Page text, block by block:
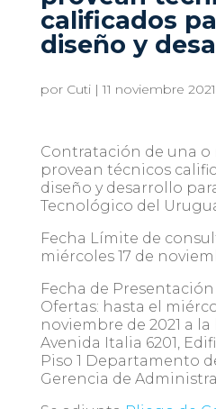
calificados
diseño y
por Cuti|11 noviembre 2021
Contratación de una o
provean técnicos
diseño y desarrollo
Tecnológico del
Fecha Límite de
miércoles 17 de
Fecha de
Ofertas: hasta el
noviembre de 2021 a la
Avenida Italia 6201,
Piso 1 Departamento
Gerencia de